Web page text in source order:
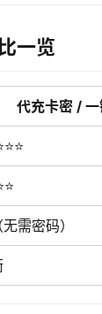
一览
代充卡密 /
需密码）